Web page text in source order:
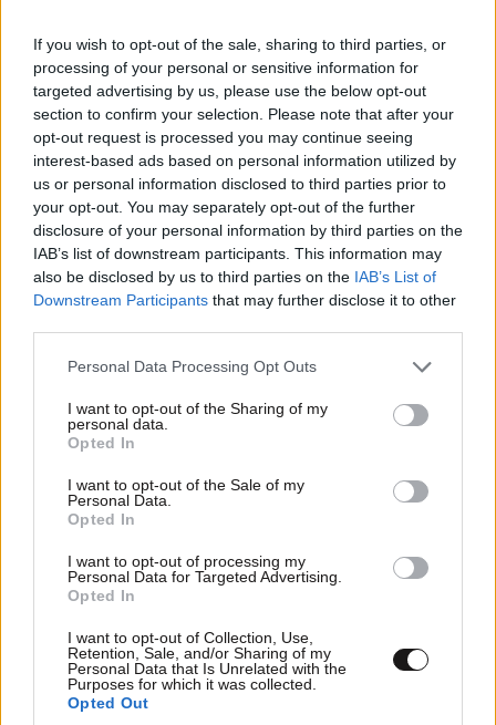
If you wish to opt-out of the sale, sharing to third parties, or
processing of your personal or sensitive information for
targeted advertising by us, please use the below opt-out
section to confirm your selection. Please note that after your
opt-out request is processed you may continue seeing
interest-based ads based on personal information utilized by
us or personal information disclosed to third parties prior to
your opt-out. You may separately opt-out of the further
disclosure of your personal information by third parties on the
IAB’s list of downstream participants. This information may
also be disclosed by us to third parties on the IAB’s List of
Downstream Participants that may further disclose it to other
Please note that this website/app uses one or more Google
not limited to your visit or usage behaviour. You may click to
grant or deny consent to Google and its third-party tags to
use your data for below specified purposes in below Google
consent section.
Personal Data Processing Opt Outs
I want to opt-out of the Sharing of my
personal data.
Opted In
I want to opt-out of the Sale of my
Personal Data.
Opted In
I want to opt-out of processing my
Personal Data for Targeted Advertising.
Opted In
I want to opt-out of Collection, Use,
Retention, Sale, and/or Sharing of my
Personal Data that Is Unrelated with the
Purposes for which it was collected.
Opted Out
Μπράβο μεγάλε είσαι άξιος.
Απαντήστε
TRENDING